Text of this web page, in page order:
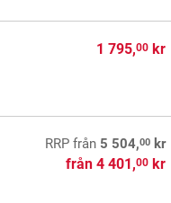
1 795,00 kr
RRP från 5 504,00 kr
från4 401,00 kr